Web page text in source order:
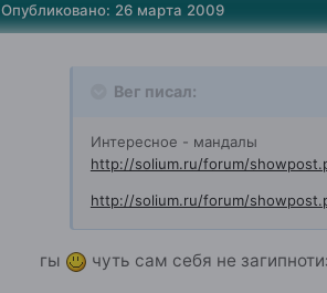
Опубликовано: 26 марта 2009
Вег писал:
Интересное - мандалы
http://solium.ru/forum/
http://solium.ru/forum/
гы чуть сам себя не